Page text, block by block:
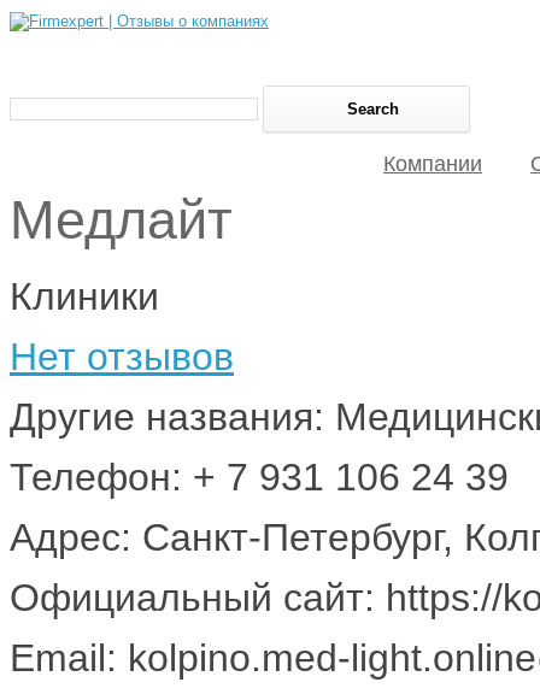
Компании
Медлайт
Клиники
Нет отзывов
Другие названия:
Телефон: + 7 931 106 24 39
Адрес: Санкт-Петербург,
Официальный сайт: https://
Email: kolpino.med-